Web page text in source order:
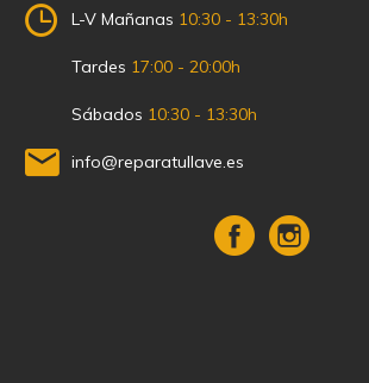
L-V Mañanas 10:30 - 13:30h
Tardes 17:00 - 20:00h
Sábados 10:30 - 13:30h
info@reparatullave.es